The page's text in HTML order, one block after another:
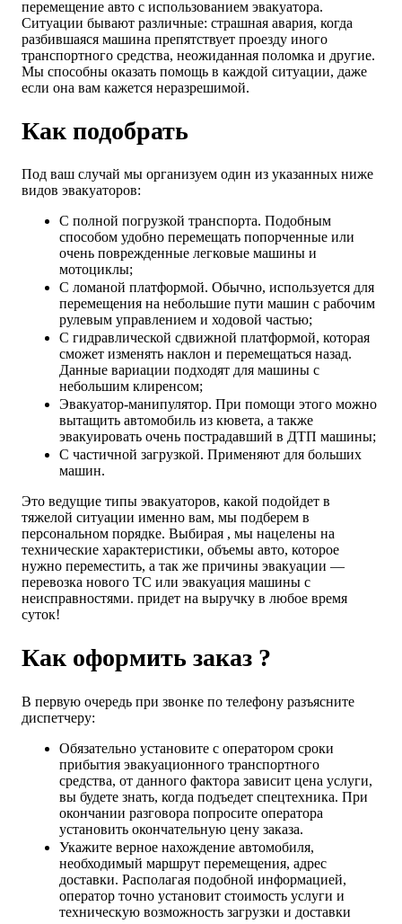
перемещение авто с использованием эвакуатора.
Ситуации бывают различные: страшная авария, когда
разбившаяся машина препятствует проезду иного
транспортного средства, неожиданная поломка и другие.
Мы способны оказать помощь в каждой ситуации, даже
если она вам кажется неразрешимой.
Как подобрать
Под ваш случай мы организуем один из указанных ниже
видов эвакуаторов:
С полной погрузкой транспорта. Подобным
способом удобно перемещать попорченные или
очень поврежденные легковые машины и
мотоциклы;
С ломаной платформой. Обычно, используется для
перемещения на небольшие пути машин с рабочим
рулевым управлением и ходовой частью;
С гидравлической сдвижной платформой, которая
сможет изменять наклон и перемещаться назад.
Данные вариации подходят для машины с
небольшим клиренсом;
Эвакуатор-манипулятор. При помощи этого можно
вытащить автомобиль из кювета, а также
эвакуировать очень пострадавший в ДТП машины;
С частичной загрузкой. Применяют для больших
машин.
Это ведущие типы эвакуаторов, какой подойдет в
тяжелой ситуации именно вам, мы подберем в
персональном порядке. Выбирая , мы нацелены на
технические характеристики, объемы авто, которое
нужно переместить, а так же причины эвакуации —
перевозка нового ТС или эвакуация машины с
неисправностями. придет на выручку в любое время
суток!
Как оформить заказ ?
В первую очередь при звонке по телефону разъясните
диспетчеру:
Обязательно установите с оператором сроки
прибытия эвакуационного транспортного
средства, от данного фактора зависит цена услуги,
вы будете знать, когда подъедет спецтехника. При
окончании разговора попросите оператора
установить окончательную цену заказа.
Укажите верное нахождение автомобиля,
необходимый маршрут перемещения, адрес
доставки. Располагая подобной информацией,
оператор точно установит стоимость услуги и
техническую возможность загрузки и доставки